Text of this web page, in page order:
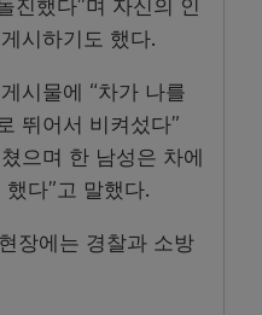
진했다”며 자신의 인
시하기도 했다.
시물에 “차가 나를
뛰어서 비켜섰다”
으며 한 남성은 차에
다”고 말했다.
장에는 경찰과 소방